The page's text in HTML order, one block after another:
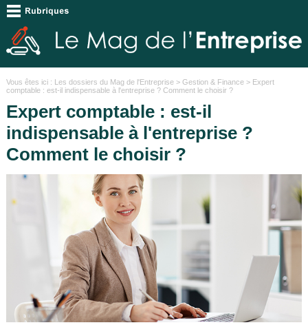
Vous êtes ici : Les dossiers du Mag de l'Entreprise> Gestion & Finance> Expert
comptable : est-il indispensable à l'entreprise ? Comment le choisir ?
Expert comptable : est-il
indispensable à l'entreprise ?
Comment le choisir ?